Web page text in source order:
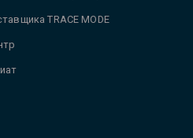
TRACE MODE